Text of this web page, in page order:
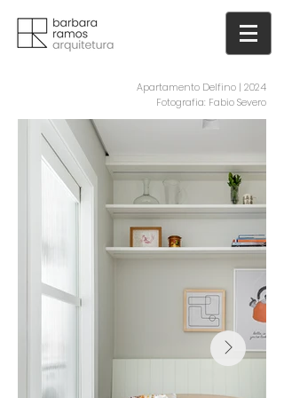
Apartamento Delfino | 2024
Fotografia: Fabio Severo